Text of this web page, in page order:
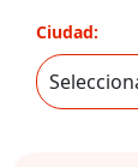
Ciudad: